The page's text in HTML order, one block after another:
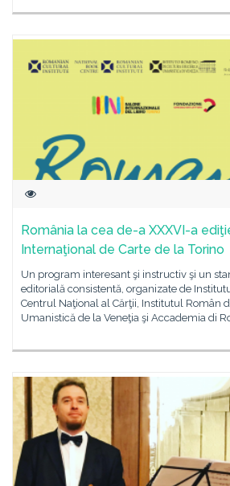
România la cea de-a XXXVI-a
Internaţional de Carte de la Torino
Un program interesant şi instructiv şi un
editorială consistentă, organizate de
Centrul Naţional al Cărţii, Institutul Român
Umanistică de la Veneţia şi Accademia di